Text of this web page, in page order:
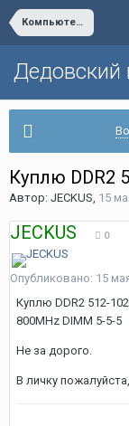
Компьютерная барахолка
Дедовский
Куплю DDR2
Автор: JECKUS, 15
JECKUS 0
Опубликовано: 15
Куплю DDR2 512-
800MHz DIMM 5-5-5
Не за дорого.
В личку